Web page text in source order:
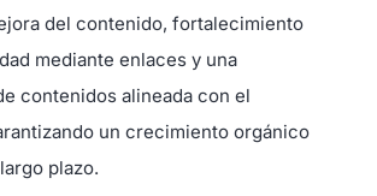
del contenido, fortalecimiento
mediante enlaces y una
contenidos alineada con el
un crecimiento orgánico
plazo.